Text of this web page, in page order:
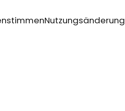
Nutzungsänderung